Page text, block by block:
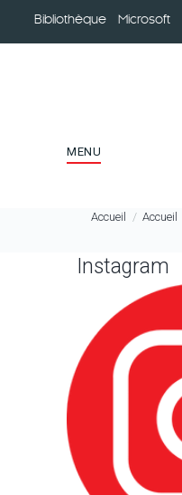
Bibliothèque Microsoft
MENU
Accueil Accueil
Instagram